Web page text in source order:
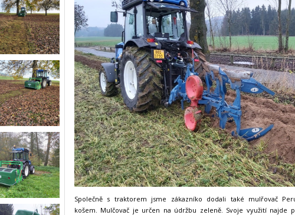
Společně s traktorem jsme zákazníko dodali také mulřovač
košem. Mulčovač je určen na údržbu zeleně. Svoje využití najde